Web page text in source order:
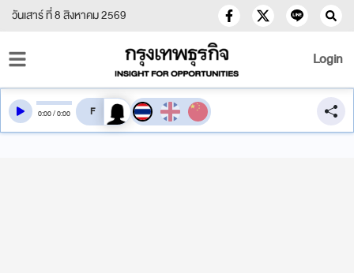
วันเสาร์ ที่ 8 สิงหาคม 2569
Login
0:00/0:00 สลับเสียงอ่าน